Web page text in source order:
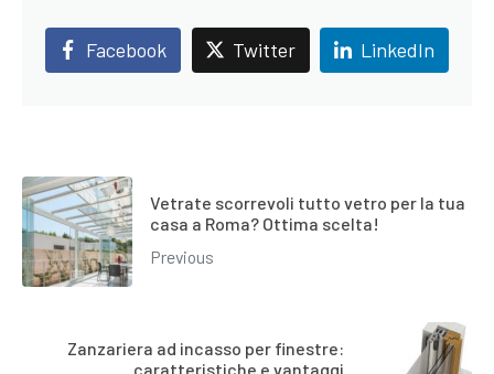
Facebook Twitter LinkedIn
Vetrate scorrevoli tutto vetro per la tua
casa a Roma? Ottima scelta!
Previous
Zanzariera ad incasso per finestre:
caratteristiche e vantaggi